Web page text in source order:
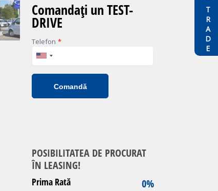
TRADE
Comandați un TEST-
DRIVE
Telefon *
Comandă
POSIBILITATEA DE PROCURAT
ÎN LEASING!
Prima Rată 0%